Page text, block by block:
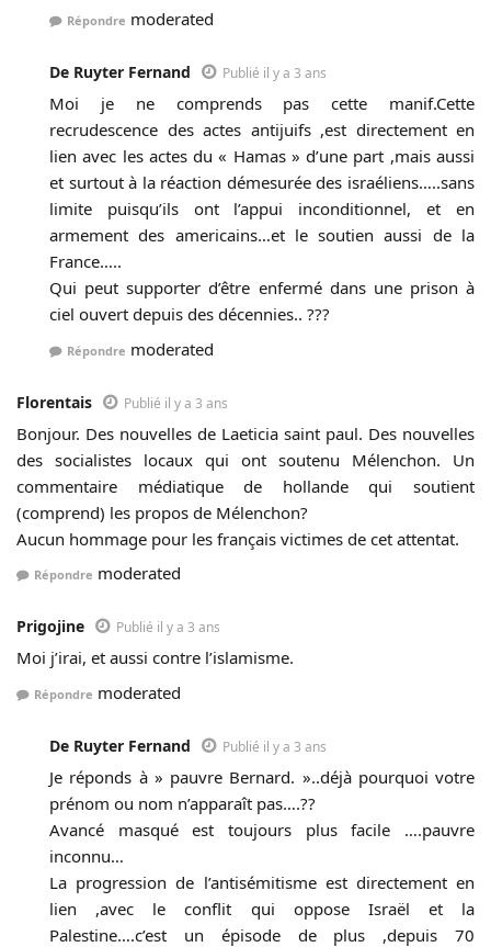
Répondre moderated
De Ruyter Fernand Publié il y a 3 ans
Moi je ne comprends pas cette manif.Cette
recrudescence des actes antijuifs ,est directement en
lien avec les actes du « Hamas » d’une part ,mais aussi
et surtout à la réaction démesurée des israéliens…..sans
limite puisqu’ils ont l’appui inconditionnel, et en
armement des americains…et le soutien aussi de la
France…..
Qui peut supporter d’être enfermé dans une prison à
ciel ouvert depuis des décennies.. ???
Répondre moderated
Florentais Publié il y a 3 ans
Bonjour. Des nouvelles de Laeticia saint paul. Des nouvelles
des socialistes locaux qui ont soutenu Mélenchon. Un
commentaire médiatique de hollande qui soutient
(comprend) les propos de Mélenchon?
Aucun hommage pour les français victimes de cet attentat.
Répondre moderated
Prigojine Publié il y a 3 ans
Moi j’irai, et aussi contre l’islamisme.
Répondre moderated
De Ruyter Fernand Publié il y a 3 ans
Je réponds à » pauvre Bernard. »..déjà pourquoi votre
prénom ou nom n’apparaît pas….??
Avancé masqué est toujours plus facile ….pauvre
inconnu…
La progression de l’antisémitisme est directement en
lien ,avec le conflit qui oppose Israël et la
Palestine….c’est un épisode de plus ,depuis 70